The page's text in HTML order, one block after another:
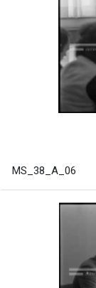
MS_38_A_06